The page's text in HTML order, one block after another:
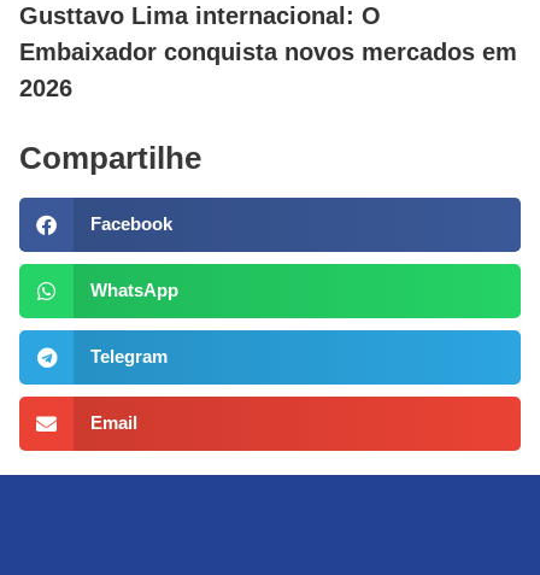
Gusttavo Lima internacional: O
Embaixador conquista novos mercados em
2026
Compartilhe
Facebook
WhatsApp
Telegram
Email